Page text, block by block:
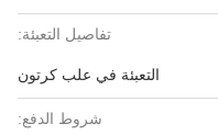
تفاصيل التعبئة:
التعبئة في علب كرتون
شروط الدفع: